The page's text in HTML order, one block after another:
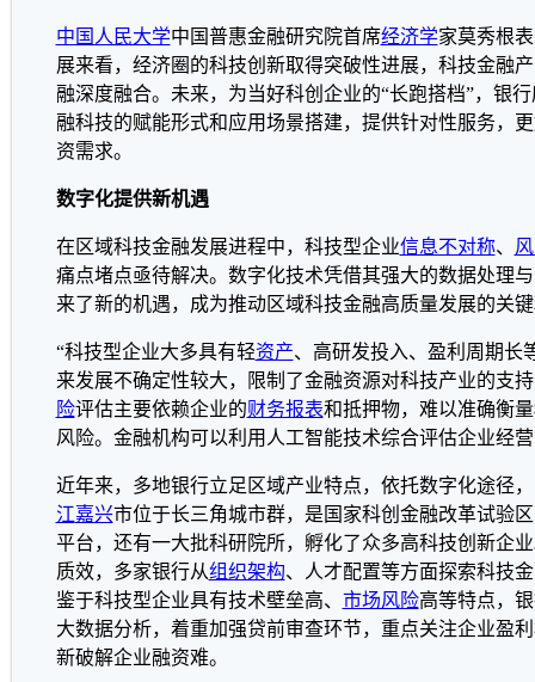
中国人民大学中国普惠金融研究院首席经济学家莫秀根
展来看，经济圈的科技创新取得突破性进展，科技金融
融深度融合。未来，为当好科创企业的“长跑搭档”，银
融科技的赋能形式和应用场景搭建，提供针对性服务，
资需求。
数字化提供新机遇
在区域科技金融发展进程中，科技型企业信息不对称、
痛点堵点亟待解决。数字化技术凭借其强大的数据处理
来了新的机遇，成为推动区域科技金融高质量发展的关
“科技型企业大多具有轻资产、高研发投入、盈利周期长
来发展不确定性较大，限制了金融资源对科技产业的支
险评估主要依赖企业的财务报表和抵押物，难以准确衡
风险。金融机构可以利用人工智能技术综合评估企业经
近年来，多地银行立足区域产业特点，依托数字化途径
江嘉兴市位于长三角城市群，是国家科创金融改革试验
平台，还有一大批科研院所，孵化了众多高科技创新企
质效，多家银行从组织架构、人才配置等方面探索科技
鉴于科技型企业具有技术壁垒高、 市场风险高等特点，
大数据分析，着重加强贷前审查环节，重点关注企业盈
新破解企业融资难。